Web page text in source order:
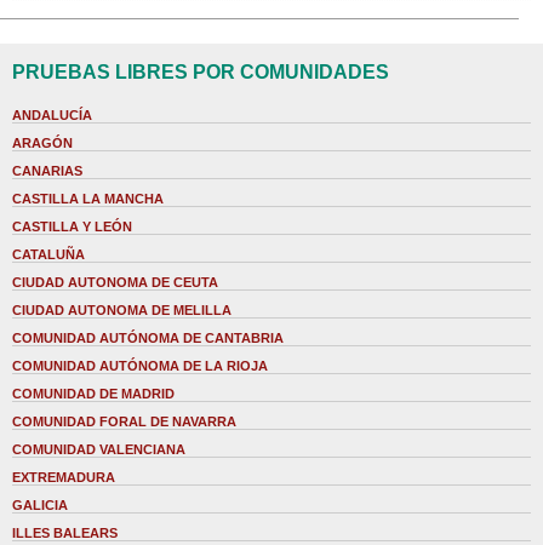
PRUEBAS LIBRES POR COMUNIDADES
ANDALUCÍA
ARAGÓN
CANARIAS
CASTILLA LA MANCHA
CASTILLA Y LEÓN
CATALUÑA
CIUDAD AUTONOMA DE CEUTA
CIUDAD AUTONOMA DE MELILLA
COMUNIDAD AUTÓNOMA DE CANTABRIA
COMUNIDAD AUTÓNOMA DE LA RIOJA
COMUNIDAD DE MADRID
COMUNIDAD FORAL DE NAVARRA
COMUNIDAD VALENCIANA
EXTREMADURA
GALICIA
ILLES BALEARS